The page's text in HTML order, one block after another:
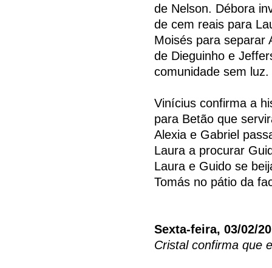
de Nelson. Débora
de cem reais para
Moisés para separar
de Dieguinho e
comunidade sem luz.
Vinícius confirma a
para Betão que
Alexia e Gabriel
Laura a procurar
Laura e Guido se
Tomás no pátio da
Sexta-feira, 03/02/
Cristal confirma que